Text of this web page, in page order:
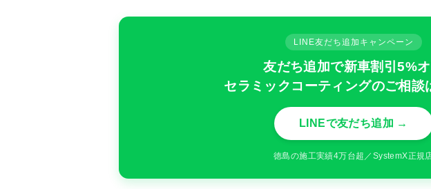
LINE友だち追加キャンペーン
友だち追加で新車割引5%
セラミックコーティングのご相談
LINEで友だち追加 →
徳島の施工実績4万台超／SystemX正規